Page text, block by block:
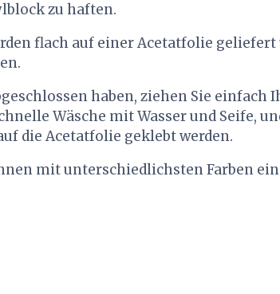
zu haften.
flach auf einer Acetatfolie
haben, ziehen Sie einfach
Wäsche mit Wasser und Seife,
die Acetatfolie geklebt werden.
mit unterschiedlichsten Farben